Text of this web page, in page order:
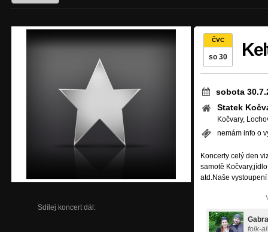
Sdílej koncert dál:
ČVC
so 30
sobota
Statek
Kočvary,
nemám info o
Koncerty celý den
samotě
atd.Naše
folk-